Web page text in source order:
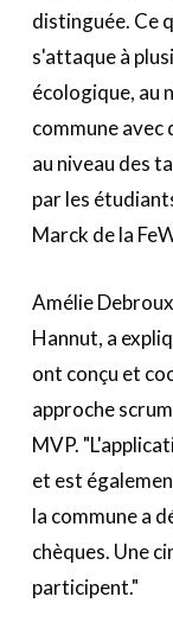
distinguée. Ce
s'attaque à
écologique, au
commune
au niveau des
par les
Marck de la
Amélie
Hannut, a
ont conçu et
approche
MVP.
et est
la commune a
chèques. Une
participent."